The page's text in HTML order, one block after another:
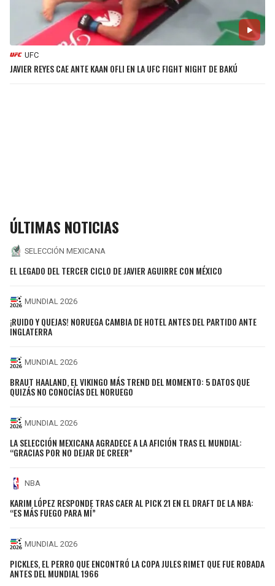
UFC
JAVIER REYES CAE ANTE KAAN OFLI EN LA UFC FIGHT NIGHT DE BAKÚ
ÚLTIMAS NOTICIAS
SELECCIÓN MEXICANA
EL LEGADO DEL TERCER CICLO DE JAVIER AGUIRRE CON MÉXICO
MUNDIAL 2026
¡RUIDO Y QUEJAS! NORUEGA CAMBIA DE HOTEL ANTES DEL PARTIDO ANTE
INGLATERRA
MUNDIAL 2026
BRAUT HAALAND, EL VIKINGO MÁS TREND DEL MOMENTO: 5 DATOS QUE
QUIZÁS NO CONOCÍAS DEL NORUEGO
MUNDIAL 2026
LA SELECCIÓN MEXICANA AGRADECE A LA AFICIÓN TRAS EL MUNDIAL:
“GRACIAS POR NO DEJAR DE CREER”
NBA
KARIM LÓPEZ RESPONDE TRAS CAER AL PICK 21 EN EL DRAFT DE LA NBA:
“ES MÁS FUEGO PARA MÍ”
MUNDIAL 2026
PICKLES, EL PERRO QUE ENCONTRÓ LA COPA JULES RIMET QUE FUE ROBADA
ANTES DEL MUNDIAL 1966